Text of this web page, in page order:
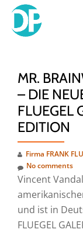
Skip
MR.
– DIE
FLUEGEL
EDITION
Firma FRANK
No comments
Vincent
und ist in
FLUEGEL